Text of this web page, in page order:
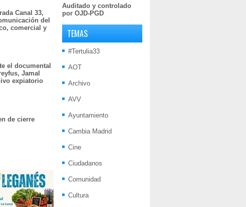
Canal 33,
del
comercial y
el documental
Jamal
expiatorio
de cierre
Auditado y controlado
por OJD-PGD
TEMAS
#Tertulia33
AOT
Archivo
AVV
Ayuntamiento
Cambia Madrid
Cine
Ciudadanos
Comunidad
Cultura